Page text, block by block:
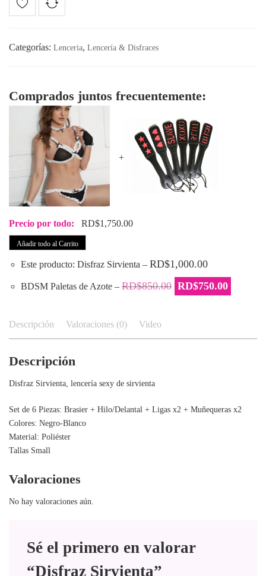
Categorías: Lenceria, Lencería & Disfraces
Comprados juntos frecuentemente:
+
Precio por todo: RD$1,750.00
Añadir todo al Carrito
Este producto: Disfraz Sirvienta – RD$1,000.00
BDSM Paletas de Azote – RD$850.00 El
RD$750.00
Descripción Valoraciones (0) Video
Descripción
Disfraz Sirvienta, lencería sexy de sirvienta
Set de 6 Piezas: Brasier + Hilo/Delantal + Ligas x2 + Muñequeras x2
Colores: Negro-Blanco
Material: Poliéster
Tallas Small
Valoraciones
No hay valoraciones aún.
Sé el primero en valorar
“Disfraz Sirvienta”